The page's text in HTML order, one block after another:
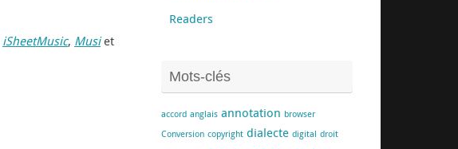
iSheetMusic, Musiet
Readers
Mots-clés
accord anglais annotation browser
Conversion copyright dialecte digital droit